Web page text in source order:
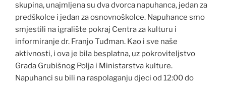
skupina, unajmljena su dva dvorca napuhanca, jedan za
predškolce i jedan za osnovnoškolce. Napuhance smo
smjestili na igralište pokraj Centra za kulturu i
informiranje dr. Franjo Tuđman. Kao i sve naše
aktivnosti, i ova je bila besplatna, uz pokroviteljstvo
Grada Grubišnog Polja i Ministarstva kulture.
Napuhanci su bili na raspolaganju djeci od 12:00 do